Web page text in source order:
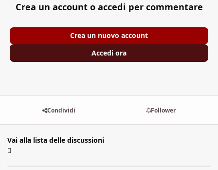
Crea un account o accedi per commentare
Crea un nuovo account
Accedi ora
Condividi Follower
Vai alla lista delle discussioni